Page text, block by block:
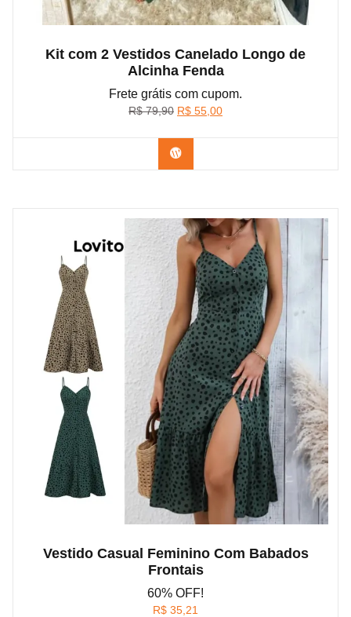
Kit com 2 Vestidos Canelado Longo de
Alcinha Fenda
Frete grátis com cupom.
R$79,90 O
original
era:
R$ 79,90.
R$ 55,00O
Confira na Shopee
Vestido Casual Feminino Com Babados
Frontais
60% OFF!
R$ 35,21